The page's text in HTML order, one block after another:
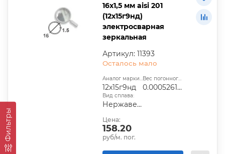
Фильтры
16х1,5 мм aisi 201
(12х15г9нд)
электросварная
зеркальная
Артикул: 11393
Осталось мало
Аналог марки стали:
12х15г9нд
Вес погонного метра, т.:
0.0005261325
Вид сплава:
Нержавеющая сталь
Цена:
158.20
руб/м. пог.